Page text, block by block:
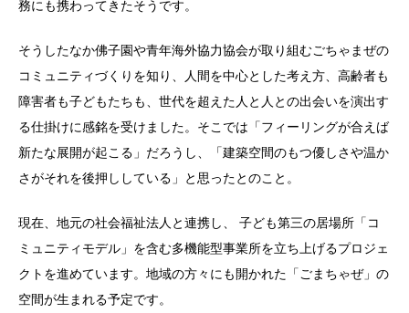
務にも携わってきたそうです。
そうしたなか佛子園や青年海外協力協会が取り組むごちゃまぜの
コミュニティづくりを知り、人間を中心とした考え方、高齢者も
障害者も子どもたちも、世代を超えた人と人との出会いを演出す
る仕掛けに感銘を受けました。そこでは「フィーリングが合えば
新たな展開が起こる」だろうし、「建築空間のもつ優しさや温か
さがそれを後押ししている」と思ったとのこと。
現在、地元の社会福祉法人と連携し、 子ども第三の居場所「コ
ミュニティモデル」を含む多機能型事業所を立ち上げるプロジェ
クトを進めています。地域の方々にも開かれた「ごまちゃぜ」の
空間が生まれる予定です。